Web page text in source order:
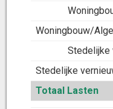
Woningbouw/
Stedelijke
Stedelijke
Totaal Lasten